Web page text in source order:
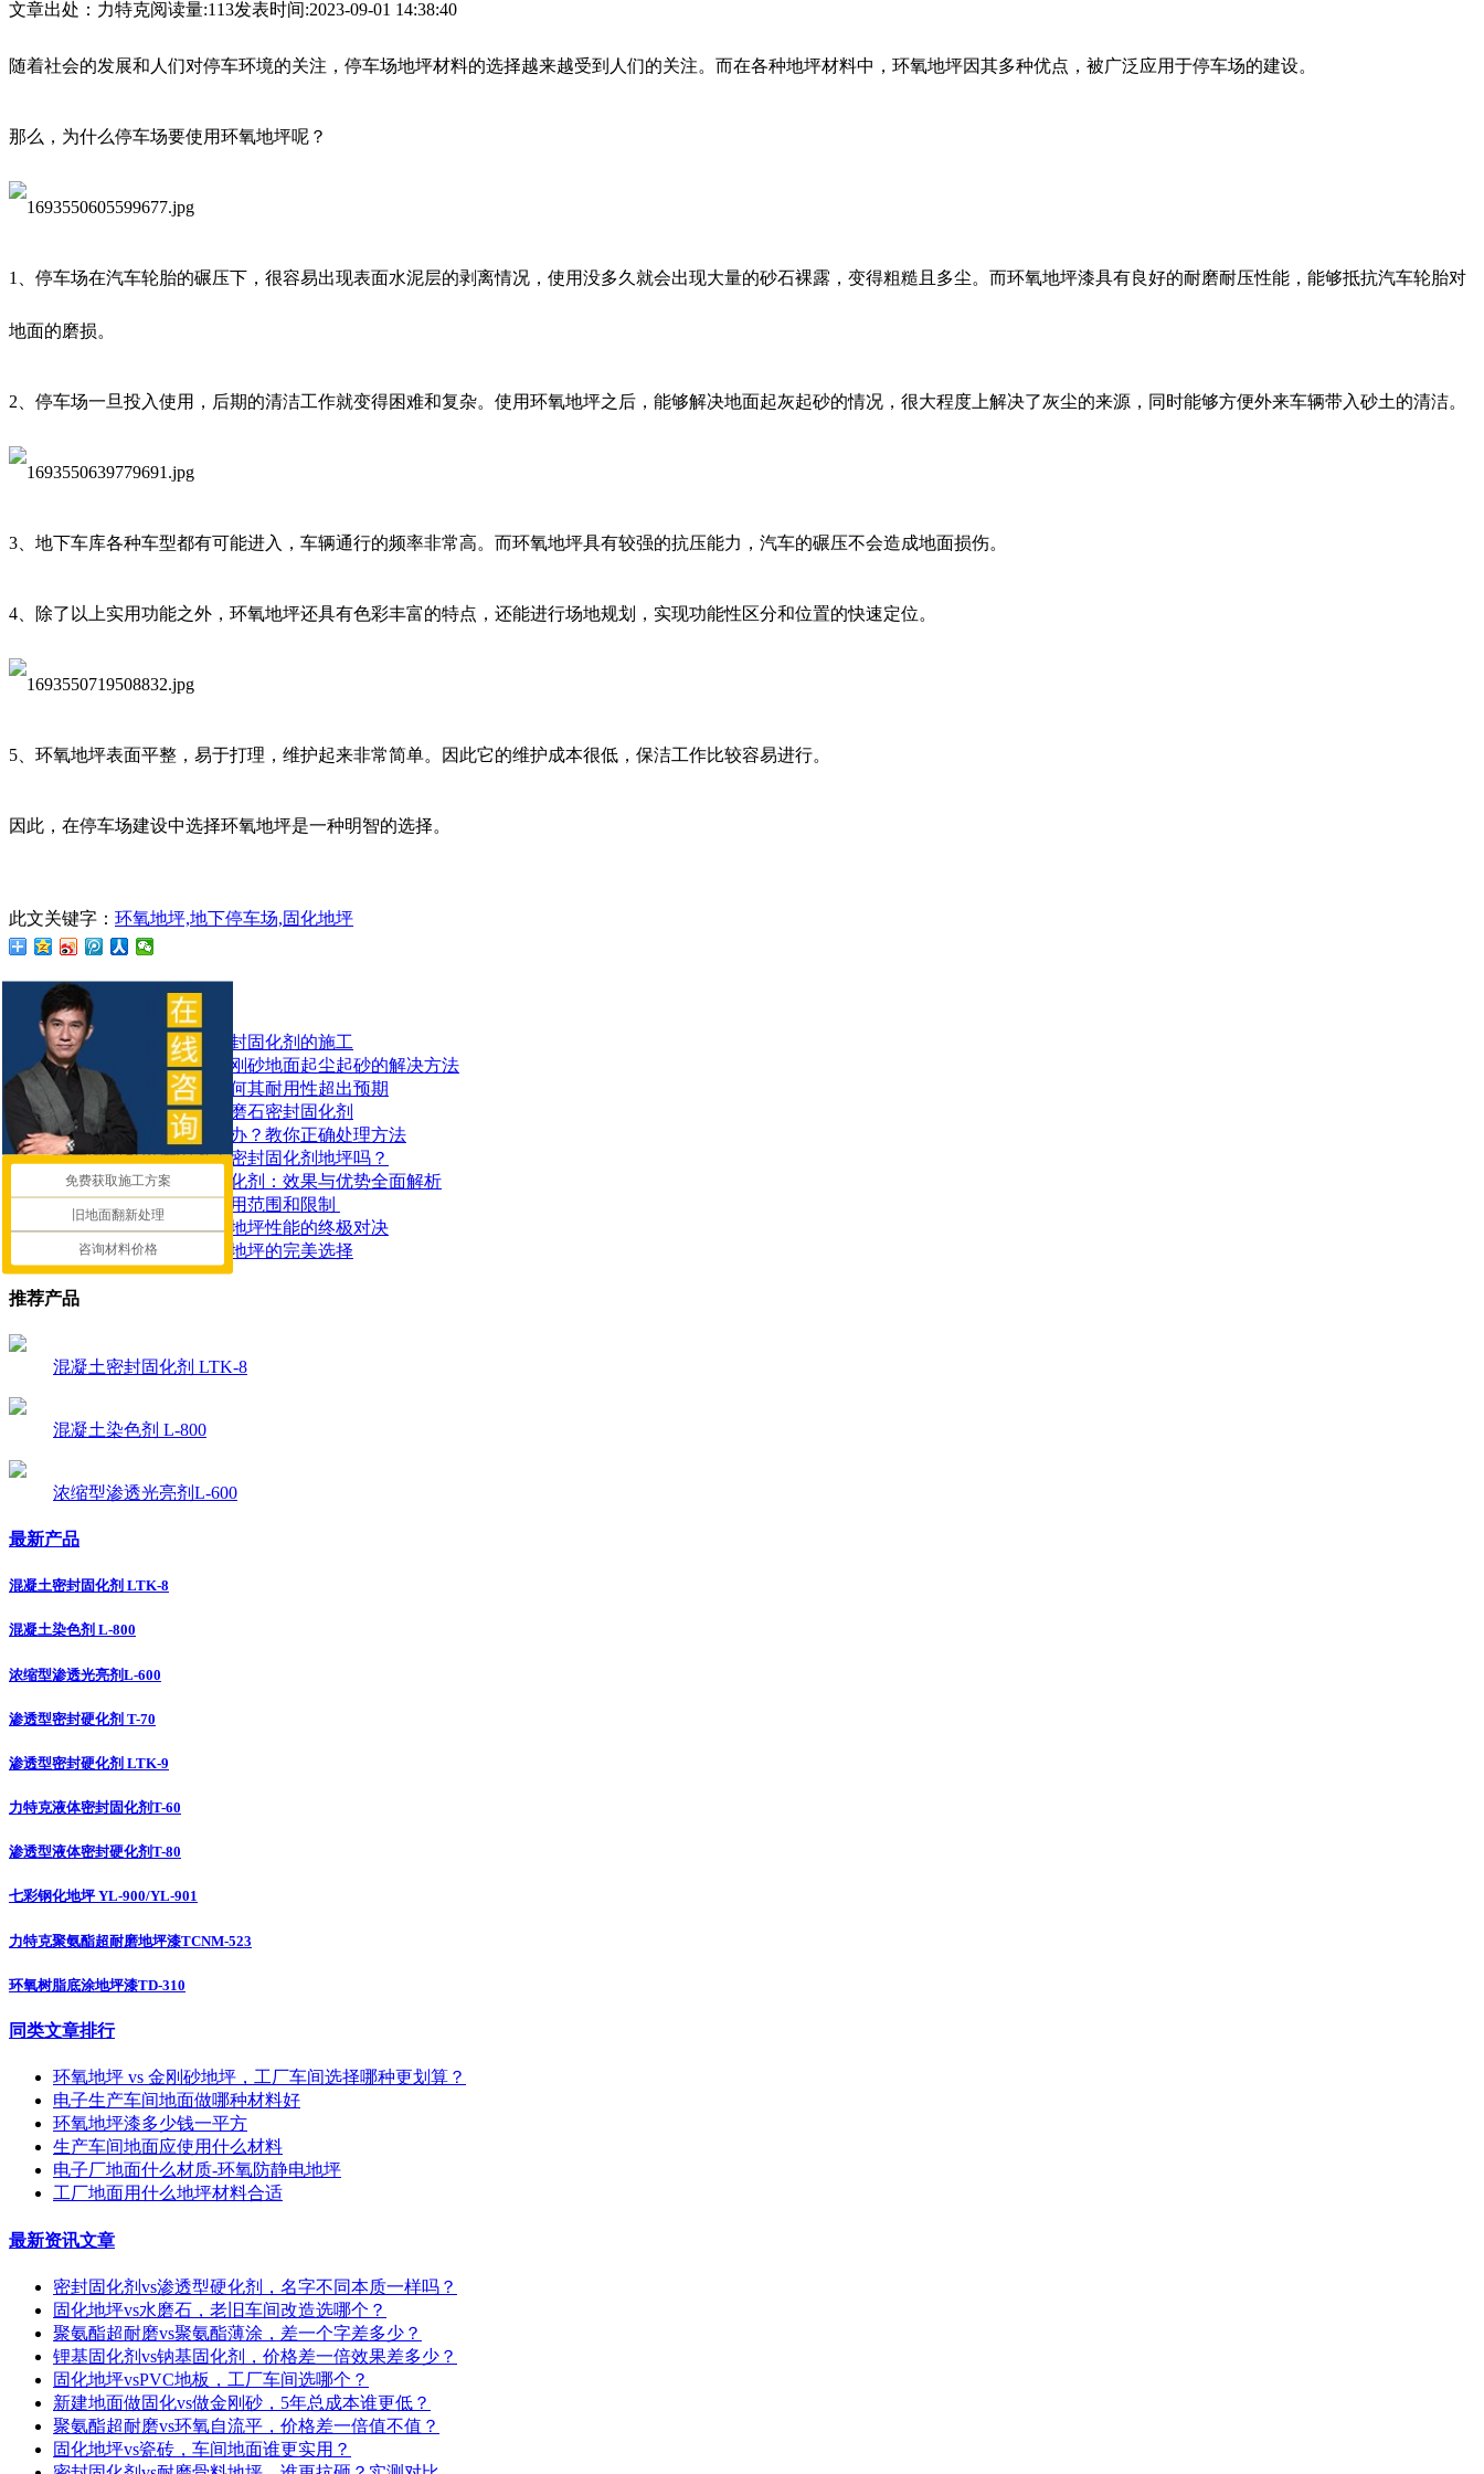
文章出处：力特克阅读量:113发表时间:2023-09-01 14:38:40
随着社会的发展和人们对停车环境的关注，停车场地坪材料的选择越来越受到人们的关注。而在各种地坪材料中，环氧地坪因其多种优点，被广泛应用于停车场的建设。
那么，为什么停车场要使用环氧地坪呢？
1、停车场在汽车轮胎的碾压下，很容易出现表面水泥层的剥离情况，使用没多久就会出现大量的砂石裸露，变得粗糙且多尘。而环氧地坪漆具有良好的耐磨耐压性能，能够抵抗汽车轮胎对
地面的磨损。
2、停车场一旦投入使用，后期的清洁工作就变得困难和复杂。使用环氧地坪之后，能够解决地面起灰起砂的情况，很大程度上解决了灰尘的来源，同时能够方便外来车辆带入砂土的清洁。
3、地下车库各种车型都有可能进入，车辆通行的频率非常高。而环氧地坪具有较强的抗压能力，汽车的碾压不会造成地面损伤。
4、除了以上实用功能之外，环氧地坪还具有色彩丰富的特点，还能进行场地规划，实现功能性区分和位置的快速定位。
5、环氧地坪表面平整，易于打理，维护起来非常简单。因此它的维护成本很低，保洁工作比较容易进行。
因此，在停车场建设中选择环氧地坪是一种明智的选择。
此文关键字： 环氧地坪,地下停车场,固化地坪
相关资讯
如何正确进行混凝土密封固化剂的施工
工厂地面焕然一新！金刚砂地面起尘起砂的解决方法
了解密封固化地坪：为何其耐用性超出预期
如何有效地使用地面水磨石密封固化剂
水泥地面起皮起砂怎么办？教你正确处理方法
地面潮湿可以做混凝土密封固化剂地坪吗？
探索锂基混凝土密封固化剂：效果与优势全面解析
​混凝土密封固化剂的应用范围和限制 ​
混凝土染色地坪与环氧地坪性能的终极对决
让停车场更耐用：固化地坪的完美选择
推荐产品
混凝土密封固化剂 LTK-8
混凝土染色剂 L-800
浓缩型渗透光亮剂L-600
最新产品
混凝土密封固化剂 LTK-8
混凝土染色剂 L-800
浓缩型渗透光亮剂L-600
渗透型密封硬化剂 T-70
渗透型密封硬化剂 LTK-9
力特克液体密封固化剂T-60
渗透型液体密封硬化剂T-80
七彩钢化地坪 YL-900/YL-901
力特克聚氨酯超耐磨地坪漆TCNM-523
环氧树脂底涂地坪漆TD-310
同类文章排行
环氧地坪 vs 金刚砂地坪，工厂车间选择哪种更划算？
电子生产车间地面做哪种材料好
环氧地坪漆多少钱一平方
生产车间地面应使用什么材料
电子厂地面什么材质-环氧防静电地坪
工厂地面用什么地坪材料合适
最新资讯文章
密封固化剂vs渗透型硬化剂，名字不同本质一样吗？
固化地坪vs水磨石，老旧车间改造选哪个？
聚氨酯超耐磨vs聚氨酯薄涂，差一个字差多少？
锂基固化剂vs钠基固化剂，价格差一倍效果差多少？
固化地坪vsPVC地板，工厂车间选哪个？
新建地面做固化vs做金刚砂，5年总成本谁更低？
聚氨酯超耐磨vs环氧自流平，价格差一倍值不值？
固化地坪vs瓷砖，车间地面谁更实用？
免费获取施工方案
旧地面翻新处理
咨询材料价格